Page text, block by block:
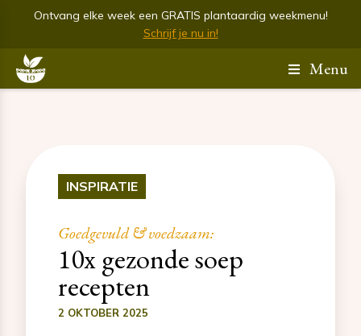
Ontvang elke week een GRATIS plantaardig weekmenu!
Schrijf je nu in!
Menu
INSPIRATIE
Goedgevuld & voedzaam:
10x gezonde soep
recepten
2 OKTOBER 2025